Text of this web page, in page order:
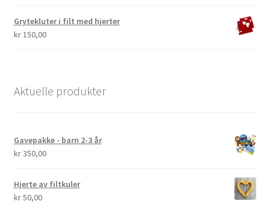
Grytekluter i filt med hjerter
kr150,00
Aktuelle produkter
Gavepakke - barn 2-3 år
kr350,00
Hjerte av filtkuler
kr50,00